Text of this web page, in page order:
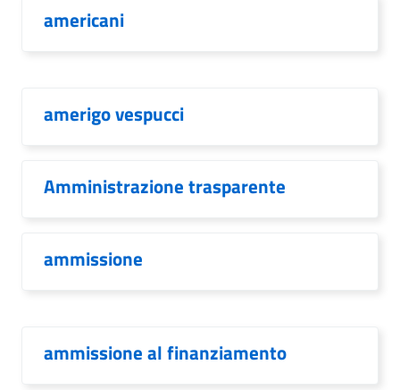
americani
amerigo vespucci
Amministrazione trasparente
ammissione
ammissione al finanziamento